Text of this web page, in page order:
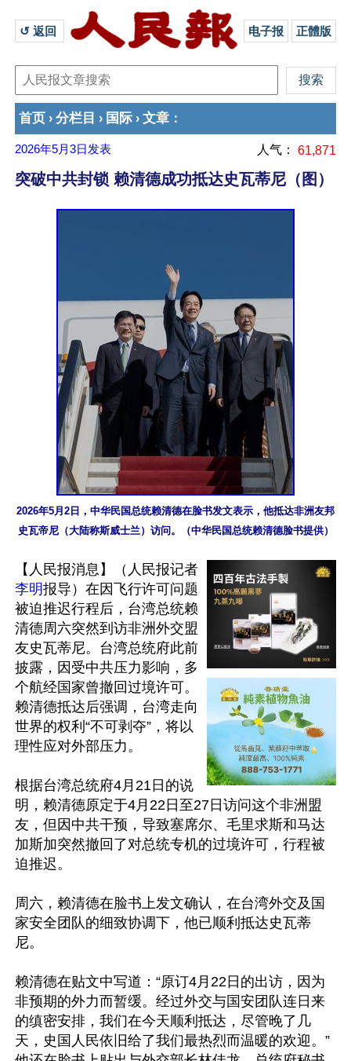
↺ 返回 电子报 正體版
首页 › 分栏目 › 国际 › 文章 ：
2026年5月3日 发表 人气： 61,871
突破中共封锁 赖清德成功抵达史瓦蒂尼（图）
2026年5月2日，中华民国总统赖清德在脸书发文表示，他抵达非洲友邦
史瓦帝尼（大陆称斯威士兰）访问。（中华民国总统赖清德脸书提供）
【人民报消息】（人民报记者
李明报导）在因飞行许可问题
被迫推迟行程后，台湾总统赖
清德周六突然到访非洲外交盟
友史瓦蒂尼。台湾总统府此前
披露，因受中共压力影响，多
个航经国家曾撤回过境许可。
赖清德抵达后强调，台湾走向
世界的权利“不可剥夺”，将以
理性应对外部压力。
根据台湾总统府4月21日的说
明，赖清德原定于4月22日至27日访问这个非洲盟
友，但因中共干预，导致塞席尔、毛里求斯和马达
加斯加突然撤回了对总统专机的过境许可，行程被
迫推迟。
周六，赖清德在脸书上发文确认，在台湾外交及国
家安全团队的细致协调下，他已顺利抵达史瓦蒂
尼。
赖清德在贴文中写道：“原订4月22日的出访，因为
非预期的外力而暂缓。经过外交与国安团队连日来
的缜密安排，我们在今天顺利抵达，尽管晚了几
天，史国人民依旧给了我们最热烈而温暖的欢迎。”